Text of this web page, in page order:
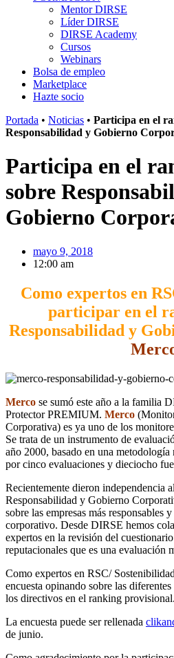
Mentor DIRSE
Líder DIRSE
DIRSE Academy
Cursos
Webinars
Bolsa de empleo
Marketplace
Hazte socio
Portada • Noticias • Participa en el
Responsabilidad y Gobierno
Participa en el
sobre
Gobierno
mayo 9, 2018
12:00 am
Como expertos en
participar en el
Responsabilidad y
Merco se sumó este año a la familia
Protector PREMIUM. Merco
Corporativa) es ya uno de los
Se trata de un instrumento de
año 2000, basado en una
por cinco evaluaciones y dieciocho
Recientemente dieron independencia
Responsabilidad y Gobierno
sobre las empresas más responsables
corporativo. Desde DIRSE hemos
expertos en la revisión del
reputacionales que es una evaluación
Como expertos en RSC/
encuesta opinando sobre las
los directivos en el ranking provisional.
La encuesta puede ser rellenada
de junio.